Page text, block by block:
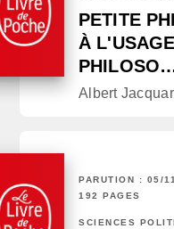
PETITE
À
Albert
PARUTION : 05/
192 PAGES
SCIENCES